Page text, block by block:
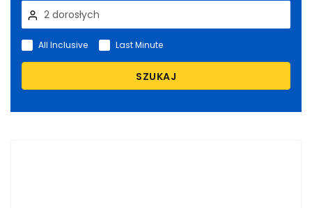
SZUKAJ
All Inclusive Last Minute